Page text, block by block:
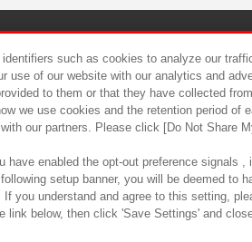
食品のご提供
such as cookies to analyze our
use of our website with our analytics and
to them or that they have collected
we use cookies and the retention period of
our partners. Please click [Do Not Share
have enabled the opt-out preference signals
setup banner, you will be deemed to
you understand and agree to this setting,
link below, then click 'Save Settings' and